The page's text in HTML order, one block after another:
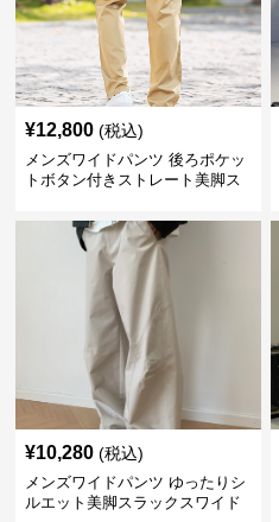
¥12,800 (税込)
メンズワイドパンツ 後ろポケッ
トボタン付きストレート美脚ス
¥10,280 (税込)
メンズワイドパンツ ゆったりシ
ルエット美脚スラックスワイド